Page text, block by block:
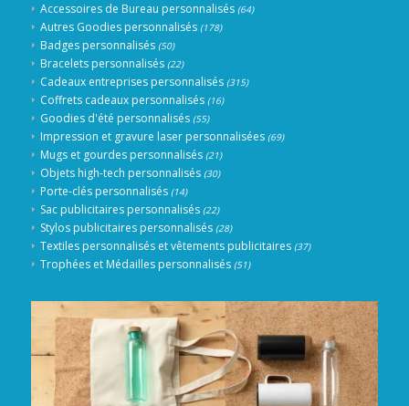
Accessoires de Bureau personnalisés (64)
Autres Goodies personnalisés (178)
Badges personnalisés (50)
Bracelets personnalisés (22)
Cadeaux entreprises personnalisés (315)
Coffrets cadeaux personnalisés (16)
Goodies d'été personnalisés (55)
Impression et gravure laser personnalisées (69)
Mugs et gourdes personnalisés (21)
Objets high-tech personnalisés (30)
Porte-clés personnalisés (14)
Sac publicitaires personnalisés (22)
Stylos publicitaires personnalisés (28)
Textiles personnalisés et vêtements publicitaires (37)
Trophées et Médailles personnalisés (51)